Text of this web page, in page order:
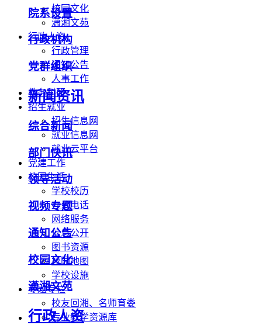
校园文化
潇湘文苑
行政人资
行政管理
通知公告
人事工作
教务科研
招生就业
招生信息网
就业信息网
就业云平台
党建工作
校园生活
学校校历
办公电话
网络服务
信息公开
图书资源
校园地图
学校设施
专题专栏
校友回湘、名师育娄
专业教学资源库
院系设置
行政机构
党群组织
新闻资讯
综合新闻
部门快讯
领导活动
视频专题
通知公告
校园文化
潇湘文苑
行政人资